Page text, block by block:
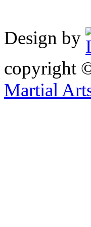
Design by
copyright
Martial